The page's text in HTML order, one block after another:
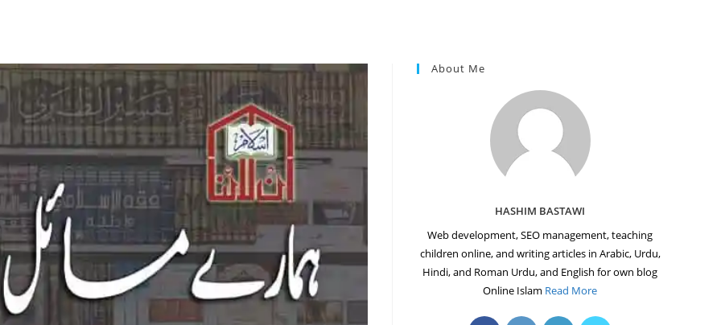
About Me
HASHIM BASTAWI
Web development, SEO management, teaching
children online, and writing articles in Arabic, Urdu,
Hindi, and Roman Urdu, and English for own blog
Online Islam Read More